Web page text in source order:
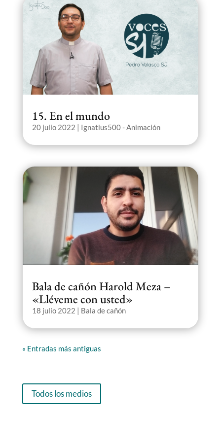
15. En el mundo
20 julio 2022 Ignatius500 - Animación
Bala de cañón Harold Meza –
«Lléveme con usted»
18 julio 2022 | Bala de cañón
« Entradas más antiguas
Todos los medios